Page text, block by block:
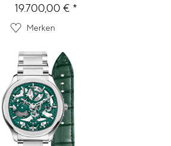
19.700,00 € *
Merken